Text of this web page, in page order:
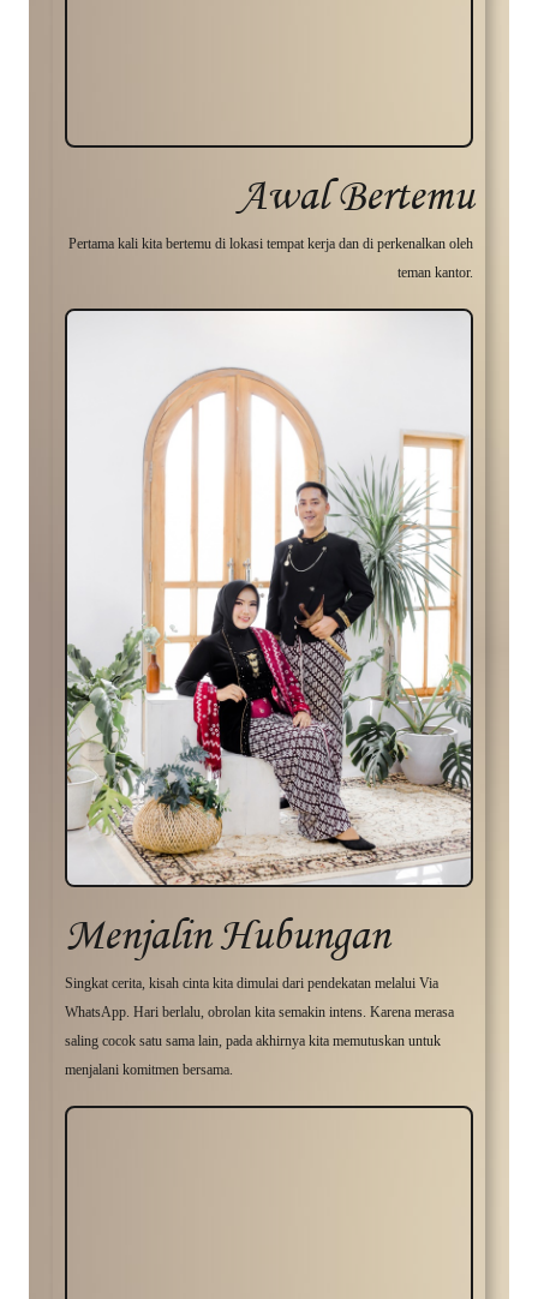
Awal Bertemu
Pertama kali kita bertemu di lokasi tempat kerja dan di perkenalkan oleh
teman kantor.
Menjalin Hubungan
Singkat cerita, kisah cinta kita dimulai dari pendekatan melalui Via
WhatsApp. Hari berlalu, obrolan kita semakin intens. Karena merasa
saling cocok satu sama lain, pada akhirnya kita memutuskan untuk
menjalani komitmen bersama.